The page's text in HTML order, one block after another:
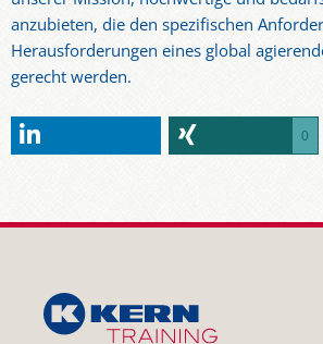
anzubieten, die den spezifischen
Herausforderungen eines global
gerecht werden.
0